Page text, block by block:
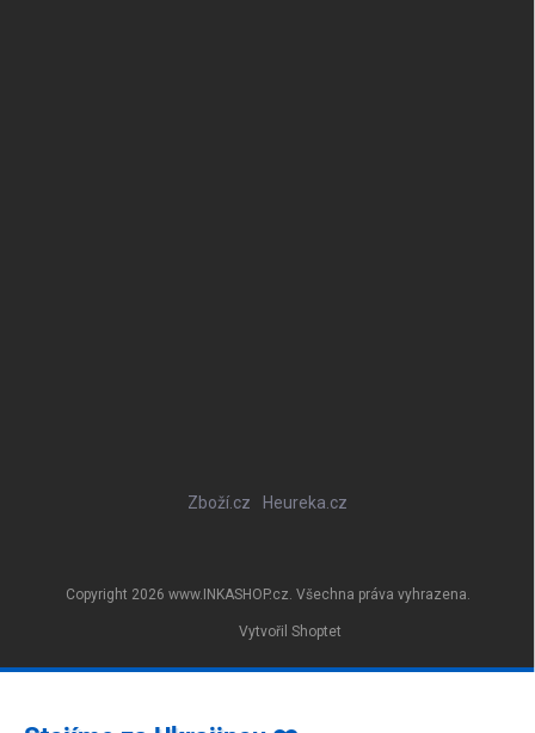
Zboží.cz Heureka.cz
Vytvořil Shoptet
Copyright 2026 www.INKASHOP.cz. Všechna práva vyhrazena.